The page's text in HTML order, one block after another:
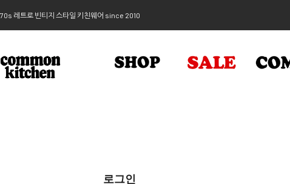
70s 레트로 빈티지 스타일 키친웨어 since 2010
로그인